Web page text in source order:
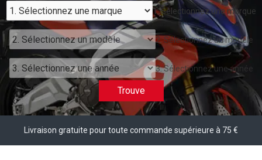
1. Sélectionnez une marque
2. Sélectionnez un modèle
3. Sélectionnez une année
Trouve
Livraison gratuite pour toute commande supérieure à 75 €